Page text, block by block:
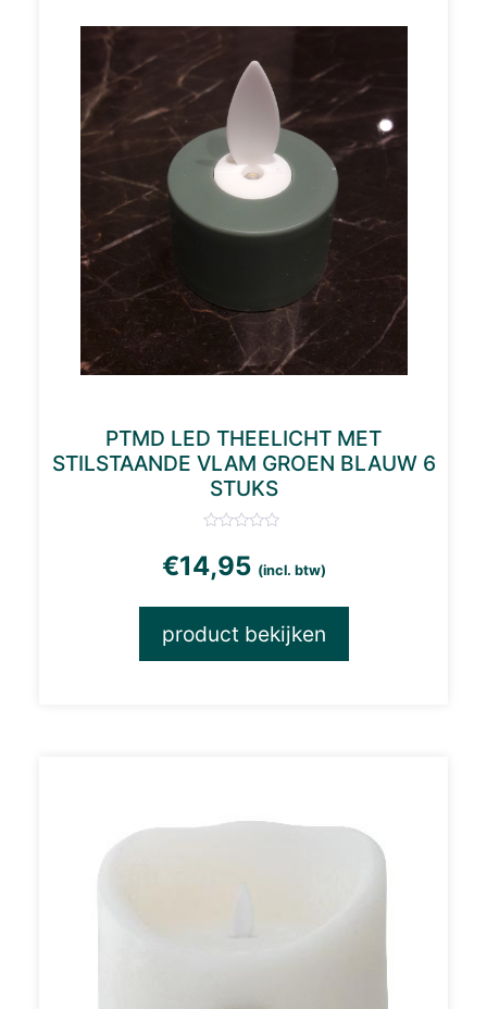
PTMD LED THEELICHT MET
STILSTAANDE VLAM GROEN BLAUW 6
STUKS
€14,95 (incl. btw)
product bekijken